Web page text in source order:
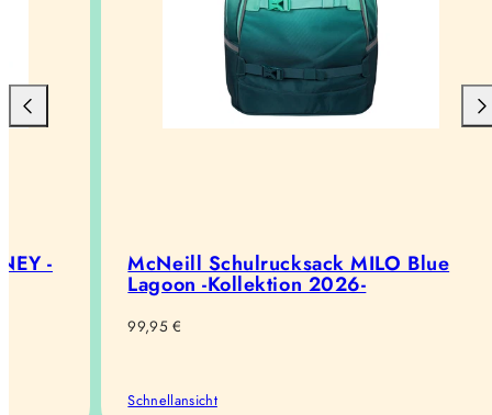
- McNeill Schulrucksack MILO Blue
Lagoon -Kollektion 2026-
Regulärer
99,95 €
Schnellansicht